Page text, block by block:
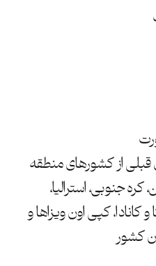
از کشورهای منطقه
جنوبی، استرالیا،
و کانادا، کپی اون ویزاها و
کشور